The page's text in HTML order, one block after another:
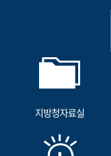
지방청자료실